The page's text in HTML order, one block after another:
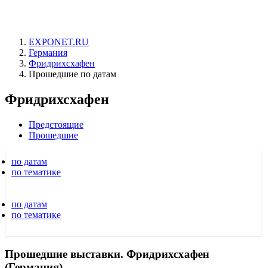
EXPONET.RU
Германия
Фридрихсхафен
Прошедшие по датам
Фридрихсхафен
Предстоящие
Прошедшие
по датам
по тематике
по датам
по тематике
Прошедшие выставки. Фридрихсхафен